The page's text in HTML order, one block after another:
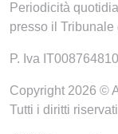
Periodicità
presso il
P. Iva
Copyright 2026 ©
Tutti i diritti riservati